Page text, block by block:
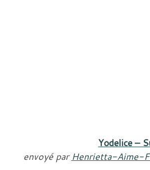
Yodelice –
envoyé parHenrietta-Aime-